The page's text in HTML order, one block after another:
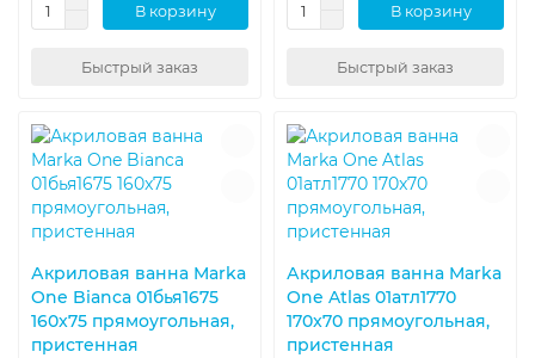
В корзину
Быстрый заказ
В корзину
Быстрый заказ
Акриловая ванна Marka
One Bianca 01бья1675
160x75 прямоугольная,
пристенная
Акриловая ванна Marka
One Atlas 01атл1770
170x70 прямоугольная,
пристенная